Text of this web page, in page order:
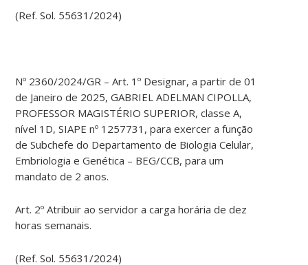
(Ref. Sol. 55631/2024)
Nº 2360/2024/GR – Art. 1º Designar, a partir de 01
de Janeiro de 2025, GABRIEL ADELMAN CIPOLLA,
PROFESSOR MAGISTÉRIO SUPERIOR, classe A,
nível 1D, SIAPE nº 1257731, para exercer a função
de Subchefe do Departamento de Biologia Celular,
Embriologia e Genética – BEG/CCB, para um
mandato de 2 anos.
Art. 2º Atribuir ao servidor a carga horária de dez
horas semanais.
(Ref. Sol. 55631/2024)